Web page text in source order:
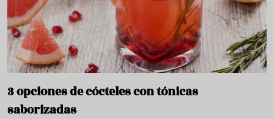
3 opciones de cócteles con tónicas
saborizadas